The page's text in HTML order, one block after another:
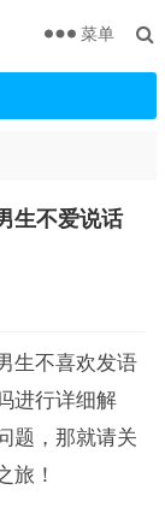
菜单
生不爱说话
生不喜欢发语
进行详细解
题，那就请关
旅！